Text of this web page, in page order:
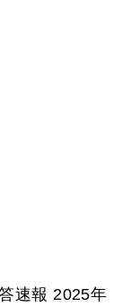
速報 2025年